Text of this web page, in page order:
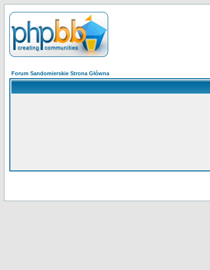
Forum Sandomierskie Strona Główna